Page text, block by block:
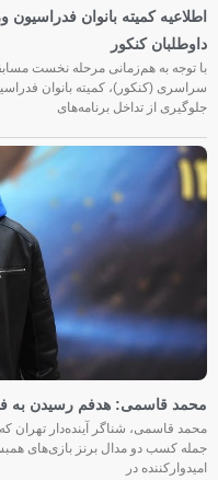
اطلاعیه کمیته بانوان
داوطلبان کنکور
با توجه به هم‌زمانی مرحله نخست
سراسری (کنکور)، کمیته بانوان
جلوگیری از تداخل برنامه‌های
محمد قاسمی: هدفم رسیدن به فینال ۴۰۰ متر بازی‌های آسیایی
محمد قاسمی، شناگر آینده‌دار تهران که
جمله کسب دو مدال برنز بازی‌های
امیدوارکننده در